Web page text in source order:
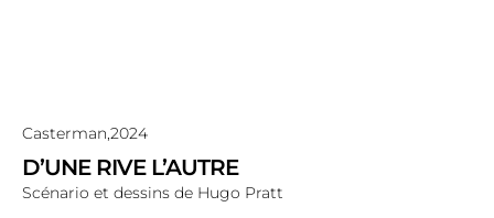
Casterman,2024
D’UNE RIVE L’AUTRE
Scénario et dessins de Hugo Pratt